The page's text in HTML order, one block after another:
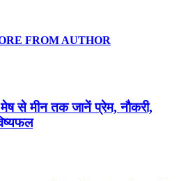
FROM AUTHOR
से मीन तक जानें प्रेम, नौकरी,